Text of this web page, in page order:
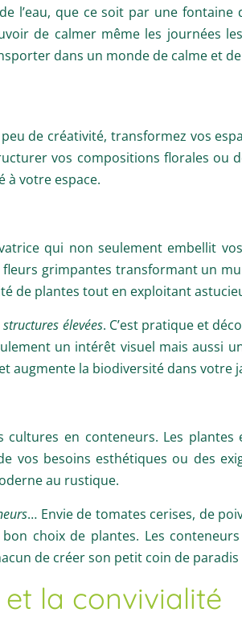
l’eau, que ce soit par une
de calmer même les journées
dans un monde de calme et
de créativité, transformez vos
vos compositions florales ou
votre espace.
qui non seulement embellit
grimpantes transformant un
de plantes tout en exploitant
élevées. C’est pratique et
un intérêt visuel mais aussi
augmente la biodiversité dans votre
cultures en conteneurs. Les
besoins esthétiques ou des
au rustique.
… Envie de tomates cerises, de
choix de plantes. Les
de créer son petit coin de
la convivialité